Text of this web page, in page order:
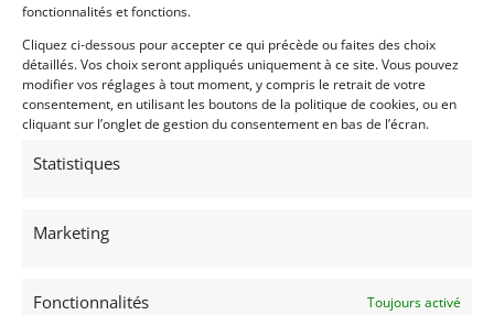
fonctionnalités et fonctions.
Cliquez ci-dessous pour accepter ce qui précède ou faites des choix
détaillés. Vos choix seront appliqués uniquement à ce site. Vous pouvez
modifier vos réglages à tout moment, y compris le retrait de votre
consentement, en utilisant les boutons de la politique de cookies, ou en
cliquant sur l’onglet de gestion du consentement en bas de l’écran.
Statistiques
Marketing
Fonctionnalités Toujours activé
Publié: 11 octobre 2020 (il y a 6 ans)
Voitures de collection